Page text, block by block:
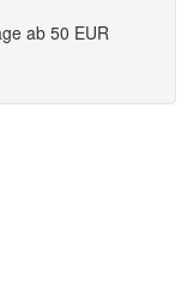
ab 50 EUR